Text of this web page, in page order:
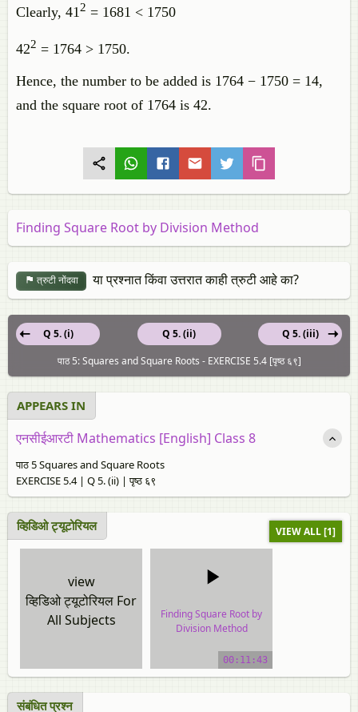
Clearly, 412 = 1681 < 1750
422 = 1764 > 1750.
Hence, the number to be added is 1764 − 1750 = 14,
and the square root of 1764 is 42.
Finding Square Root by Division Method
त्रुटी नोंदवा या प्रश्नात किंवा उत्तरात काही त्रुटी आहे का?
Q 5. (ii)
Q 5. (i)
Q 5. (iii)
पाठ 5: Squares and Square Roots - EXERCISE 5.4 [पृष्ठ ६९]
APPEARS IN
एनसीईआरटी Mathematics [English] Class 8
पाठ 5 Squares and Square Roots
EXERCISE 5.4 | Q 5. (ii) | पृष्ठ ६९
व्हिडिओ ट्यूटोरियल VIEW ALL [1]
view
व्हिडिओ ट्यूटोरियल For
All Subjects
Finding Square Root by
Division Method
video tutorial00:11:43
संबंधित प्रश्‍न